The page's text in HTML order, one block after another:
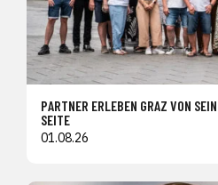
PARTNER ERLEBEN GRAZ VON
SEITE
01.08.26